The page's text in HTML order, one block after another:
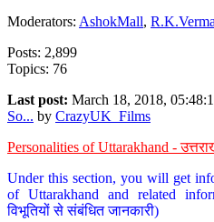
Moderators: AshokMall, R.K.Verma
Posts: 2,899
Topics: 76
Last post: March 18, 2018,
So... by CrazyUK_Films
Personalities of Uttarakhand -
Under this section, you will get
of Uttarakhand and related
विभूतियों से संबंधित जानकारी)